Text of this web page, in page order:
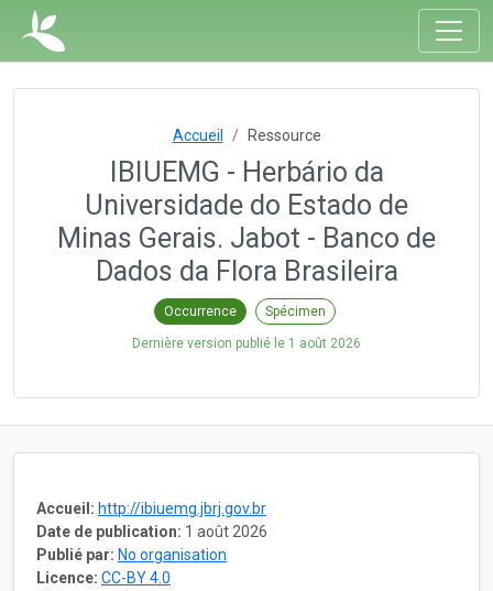
Accueil Ressource
IBIUEMG - Herbário da
Universidade do Estado de
Minas Gerais. Jabot - Banco de
Dados da Flora Brasileira
Occurrence Spécimen
Dernière version publié le 1 août 2026
Accueil: http://ibiuemg.jbrj.gov.br
Date de publication: 1 août 2026
Publié par: No organisation
Licence: CC-BY 4.0